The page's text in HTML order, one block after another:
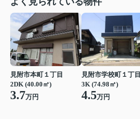
見附市本町１丁目
2DK (40.00㎡)
3.7万円
見附市学校町１丁目
3K (74.98㎡)
4.5万円